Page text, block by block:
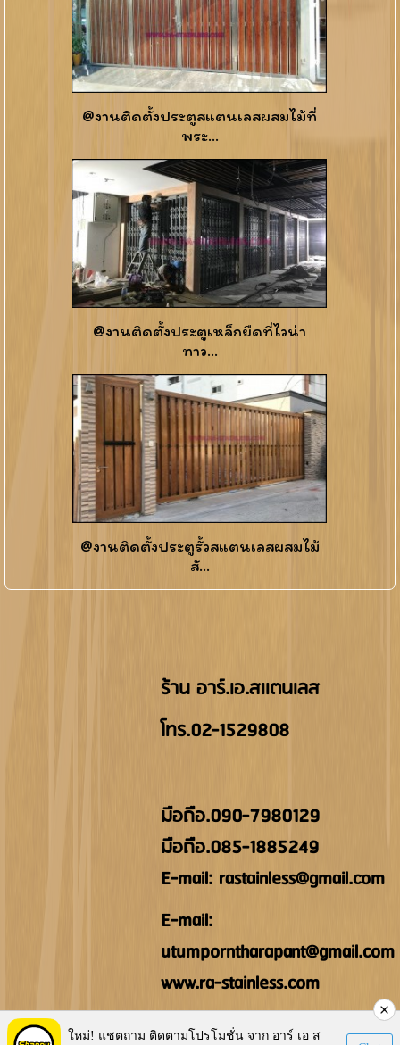
@งานติดตั้งประตูสแตนเลสผสมไม้ที่
พระ...
@งานติดตั้งประตูเหล็กยืดที่ไวน่า
ทาว...
@งานติดตั้งประตูรั้วสแตนเลสผสมไม้
สั...
ร้าน อาร์.เอ.สเเตนเลส
โทร.02-1529808
มือถืิอ.090-7980129
มือถือ.085-1885249
E-mail: rastainless@gmail.com
E-mail:
utumporntharapant@gmail.com
www.ra-stainless.com
Visitors: 144,946
ใหม่! แชตถาม ติดตามโปรโมชั่น จาก อาร์ เอ ส